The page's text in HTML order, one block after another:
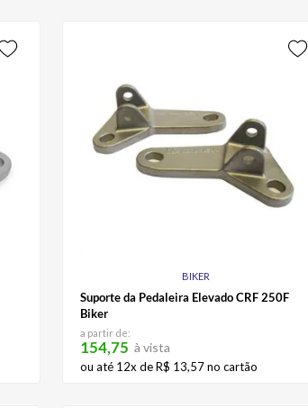
BIKER
Suporte da Pedaleira Elevado CRF 250F
Biker
a partir de:
154,75 à vista
ou até 12x deR$ 13,57no cartão